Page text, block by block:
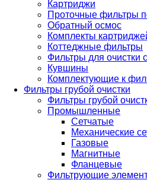
Картриджи
Проточные фильтры
Обратный осмос
Комплекты
Коттеджные фильтры
Фильтры для очистки
Кувшины
Комплектующие к
Фильтры грубой очистки
Фильтры грубой
Промышленные
Сетчатые
Механические
Газовые
Магнитные
Фланцевые
Фильтрующие